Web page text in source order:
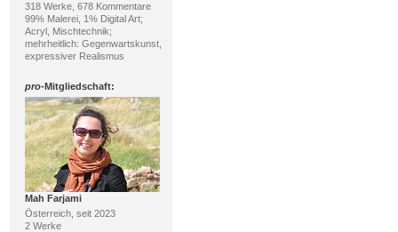
318 Werke, 678 Kommentare
99% Malerei, 1% Digital Art;
Acryl, Mischtechnik;
mehrheitlich: Gegenwartskunst,
expressiver Realismus
pro-Mitgliedschaft:
Mah Farjami
Österreich, seit 2023
2 Werke